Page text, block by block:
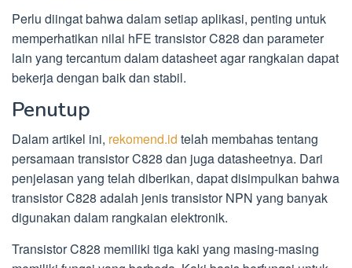
Perlu diingat bahwa dalam setiap aplikasi, penting untuk
memperhatikan nilai hFE transistor C828 dan parameter
lain yang tercantum dalam datasheet agar rangkaian dapat
bekerja dengan baik dan stabil.
Penutup
Dalam artikel ini, rekomend.id telah membahas tentang
persamaan transistor C828 dan juga datasheetnya. Dari
penjelasan yang telah diberikan, dapat disimpulkan bahwa
transistor C828 adalah jenis transistor NPN yang banyak
digunakan dalam rangkaian elektronik.
Transistor C828 memiliki tiga kaki yang masing-masing